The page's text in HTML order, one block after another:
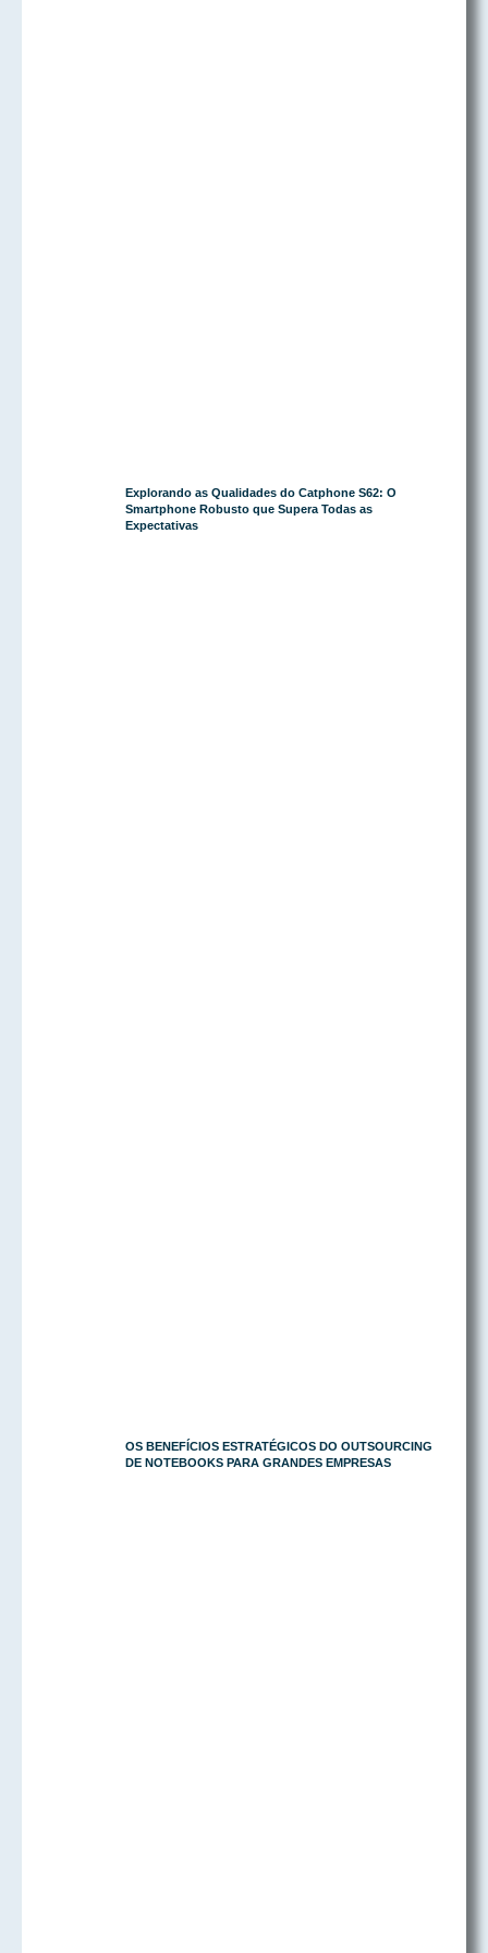
Explorando as Qualidades do Catphone S62: O
Smartphone Robusto que Supera Todas as
Expectativas
OS BENEFÍCIOS ESTRATÉGICOS DO OUTSOURCING
DE NOTEBOOKS PARA GRANDES EMPRESAS